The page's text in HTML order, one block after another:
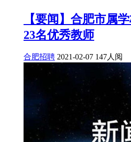
【要闻】合肥市属
23名优秀教师
合肥招聘 2021-02-07 147人阅